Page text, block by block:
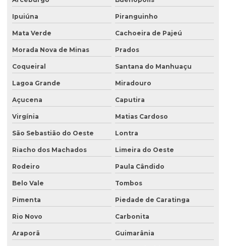
Ipuiúna Piranguinho
Mata Verde Cachoeira de Pajeú
Morada Nova de Minas Prados
Coqueiral Santana do Manhuaçu
Lagoa Grande Miradouro
Açucena Caputira
Virgínia Matias Cardoso
São Sebastião do Oeste Lontra
Riacho dos Machados Limeira do Oeste
Rodeiro Paula Cândido
Belo Vale Tombos
Pimenta Piedade de Caratinga
Rio Novo Carbonita
Araporã Guimarânia